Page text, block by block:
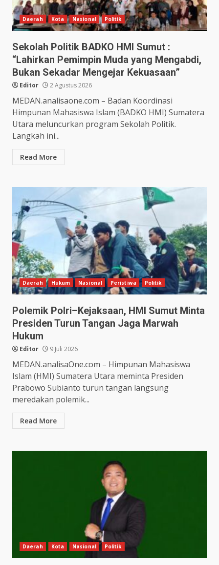
Daerah Kota Nasional Politik
Sekolah Politik BADKO HMI Sumut :
“Lahirkan Pemimpin Muda yang Mengabdi,
Bukan Sekadar Mengejar Kekuasaan”
Editor 2 Agustus 2026
MEDAN.analisaone.com – Badan Koordinasi
Himpunan Mahasiswa Islam (BADKO HMI) Sumatera
Utara meluncurkan program Sekolah Politik.
Langkah ini...
Read More
Daerah Hukum Nasional Peristiwa Politik
Polemik Polri–Kejaksaan, HMI Sumut Minta
Presiden Turun Tangan Jaga Marwah
Hukum
Editor 9 Juli 2026
MEDAN.analisaOne.com – Himpunan Mahasiswa
Islam (HMI) Sumatera Utara meminta Presiden
Prabowo Subianto turun tangan langsung
meredakan polemik...
Read More
Daerah Kota Nasional Politik